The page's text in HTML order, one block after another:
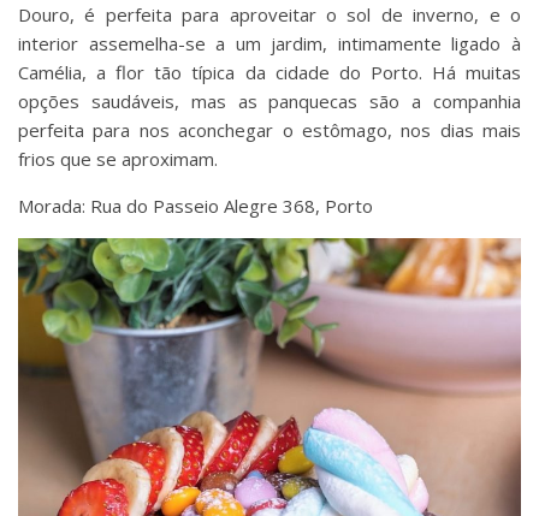
Douro, é perfeita para aproveitar o sol de inverno, e o
interior assemelha-se a um jardim, intimamente ligado à
Camélia, a flor tão típica da cidade do Porto. Há muitas
opções saudáveis, mas as panquecas são a companhia
perfeita para nos aconchegar o estômago, nos dias mais
frios que se aproximam.
Morada: Rua do Passeio Alegre 368, Porto